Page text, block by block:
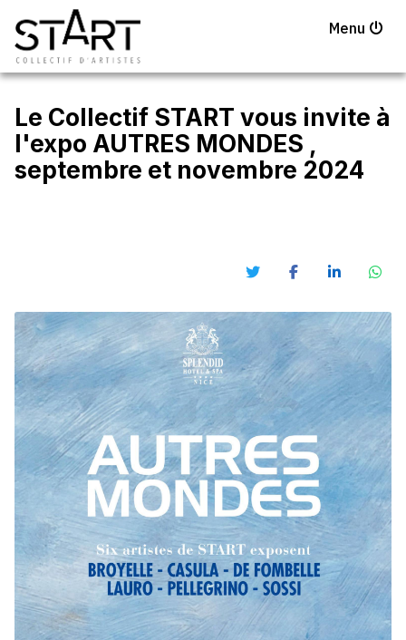
Menu
Le Collectif START vous invite à
l'expo AUTRES MONDES ,
septembre et novembre 2024